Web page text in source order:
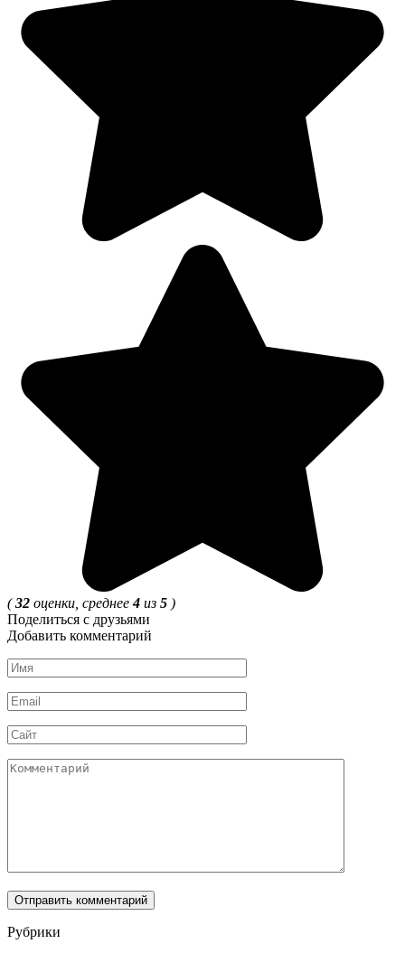
(32 оценки, среднее4 из 5 )
Поделиться с друзьями
Добавить комментарий
Имя
Email
Сайт
Комментарий
Рубрики